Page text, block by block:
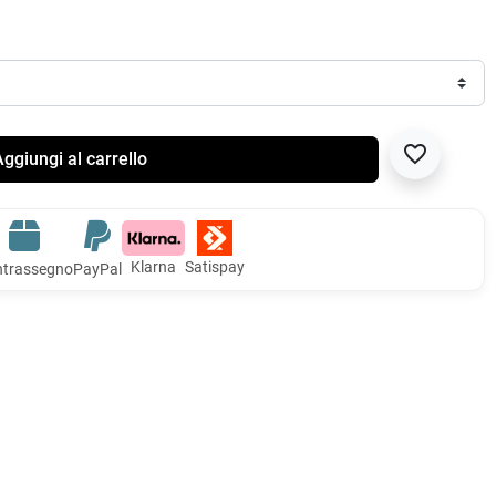
al carrello favorite_border
PayPal Klarna Satispay